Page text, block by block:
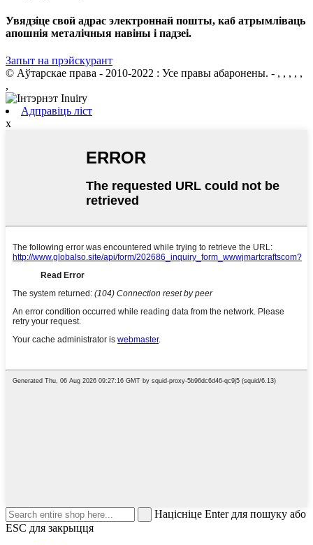
Увядзіце свой адрас электроннай пошты, каб атрымліваць
апошнія металічныя навіны і падзеі.
Запыт на прэйскурант
© Аўтарскае права - 2010-2022 : Усе правы абаронены. - , , , , ,
,
Адправіць ліст
x
Націсніце Enter для пошуку або
ESC для закрыцця